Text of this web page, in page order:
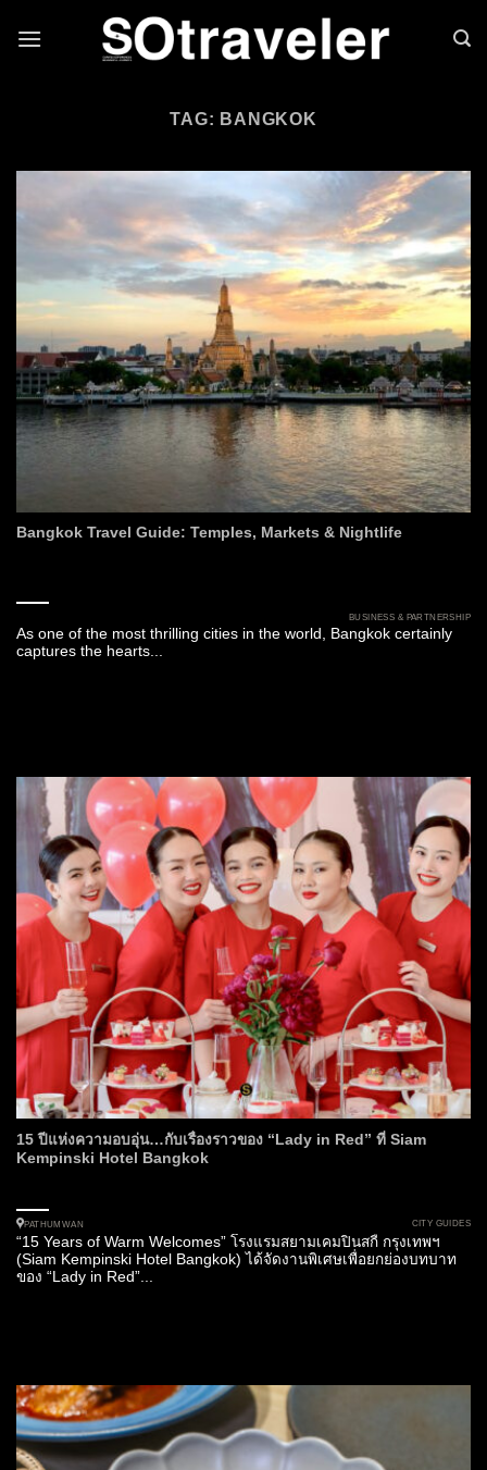
TAG: BANGKOK
Bangkok Travel Guide: Temples, Markets & Nightlife
BUSINESS & PARTNERSHIP
As one of the most thrilling cities in the world, Bangkok certainly
captures the hearts...
15 ปีแห่งความอบอุ่น…กับเรื่องราวของ “Lady in Red” ที่ Siam
Kempinski Hotel Bangkok
PATHUMWAN CITY GUIDES
“15 Years of Warm Welcomes” โรงแรมสยามเคมปินสกี้ กรุงเทพฯ
(Siam Kempinski Hotel Bangkok) ได้จัดงานพิเศษเพื่อยกย่องบทบาท
ของ “Lady in Red”...